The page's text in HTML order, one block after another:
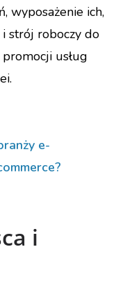
wyposażenie ich,
strój roboczy do
usług
e-
i